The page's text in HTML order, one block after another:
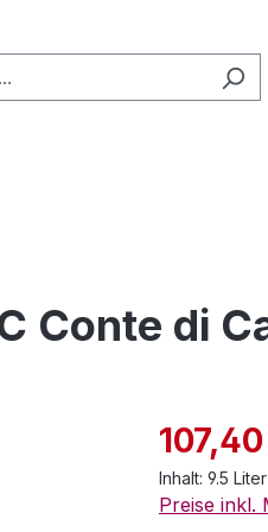
Conte di
Inhalt: 9.5 Liter
Preise inkl.